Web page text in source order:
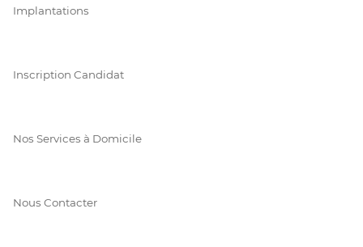
Implantations
Inscription Candidat
Nos Services à Domicile
Nous Contacter